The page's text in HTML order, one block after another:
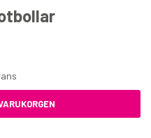
minioblat Spidey